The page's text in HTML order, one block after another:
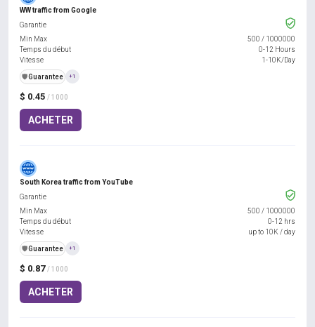
WW traffic from Google
$ 0.45 / 1000
ACHETER
Garantie
Min Max
500 / 1000000
Temps du début
0-12 Hours
Vitesse
1-10K/Day
️🛡️Guarantee +1
South Korea traffic from YouTube
$ 0.87 / 1000
ACHETER
Garantie
Min Max
500 / 1000000
Temps du début
0-12 hrs
Vitesse
up to 10K / day
️🛡️Guarantee +1